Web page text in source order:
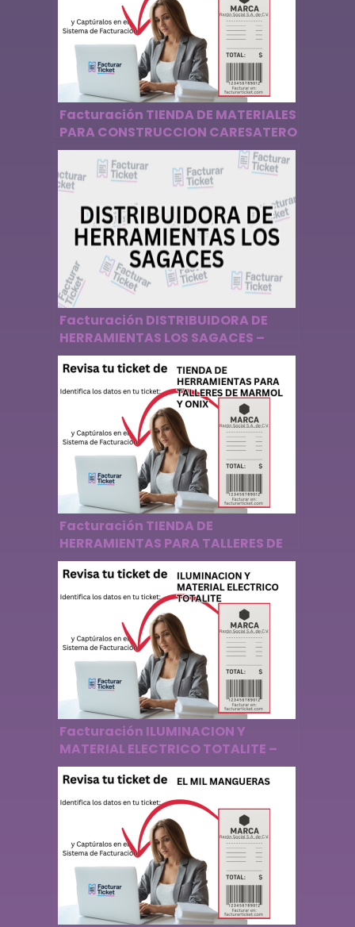
Facturación TIENDA DE MATERIALES
PARA CONSTRUCCION CARESATERO
– Descargar Factura
Facturación DISTRIBUIDORA DE
HERRAMIENTAS LOS SAGACES –
Descargar Factura
Facturación TIENDA DE
HERRAMIENTAS PARA TALLERES DE
MARMOL Y ONIX – Descargar
Factura
Facturación ILUMINACION Y
MATERIAL ELECTRICO TOTALITE –
Descargar Factura